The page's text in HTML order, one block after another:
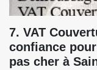
7. VAT
confiance
pas cher à